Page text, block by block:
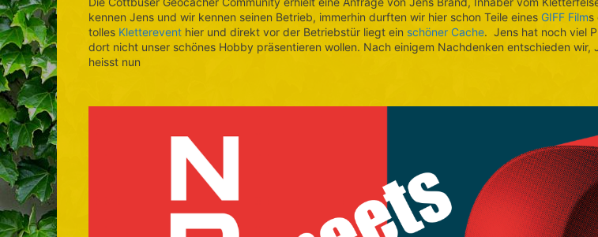
kennen Jens und wir kennen seinen Betrieb, immerhin durften wir hier schon Teile eines GIFF Films
tolles Kletterevent hier und direkt vor der Betriebstür liegt ein schöner Cache. Jens hat noch viel
dort nicht unser schönes Hobby präsentieren wollen. Nach einigem Nachdenken entschieden wir,
heisst nun